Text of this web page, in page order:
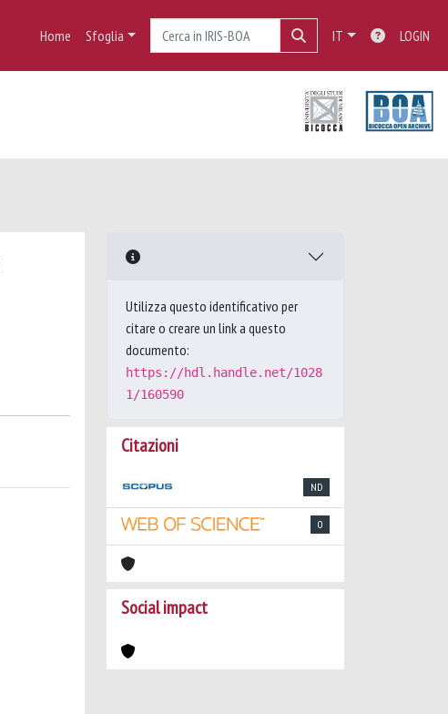
Home Sfoglia IT LOGIN
Utilizza questo identificativo per
citare o creare un link a questo
documento:
https://hdl.handle.net/1028
1/160590
Citazioni
ND
0
Social impact